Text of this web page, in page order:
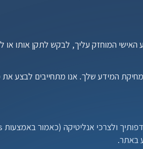
באתר.